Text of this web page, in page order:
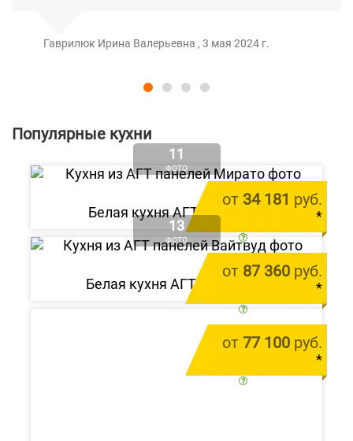
Гаврилюк Ирина Валерьевна , 3 мая 2024 г.
Популярные кухни
11
ФОТО
от 34 181 руб.
*
цена за 1 м.п.
Белая кухня АГТ «Мирато»
13
ФОТО
от 87 360 руб.
*
Белая кухня АГТ «Вайтвуд»
от 77 100 руб.
*